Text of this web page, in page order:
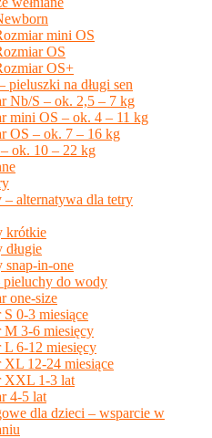
mini OS
OS
OS+
pieluszki na długi sen
Nb/S – ok. 2,5 – 7 kg
mini OS – ok. 4 – 11 kg
OS – ok. 7 – 16 kg
ok. 10 – 22 kg
– alternatywa dla tetry
krótkie
długie
snap-in-one
do wody
one-size
S 0-3 miesiące
M 3-6 miesięcy
L 6-12 miesięcy
XL 12-24 miesiące
XXL 1-3 lat
4-5 lat
dla dzieci – wsparcie w